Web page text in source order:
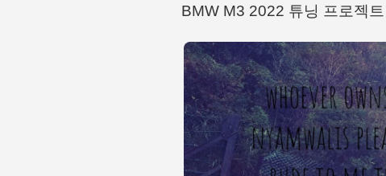
BMW M3 2022 튜닝 프로젝